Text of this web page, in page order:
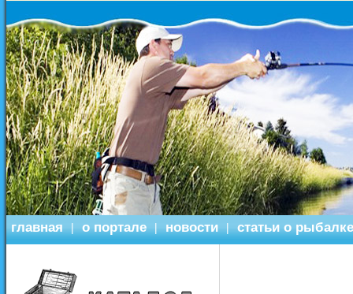
главная | о портале | новости | статьи о рыбалке